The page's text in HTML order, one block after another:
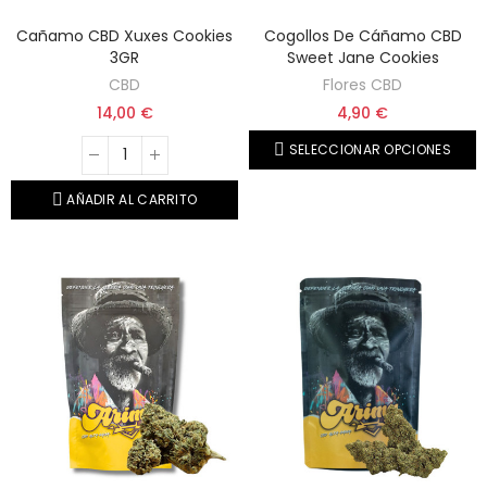
Cañamo CBD Xuxes Cookies
3GR
CBD
14,00 €
AÑADIR AL CARRITO
Cogollos De Cáñamo CBD
Sweet Jane Cookies
Flores CBD
4,90 €
SELECCIONAR OPCIONES